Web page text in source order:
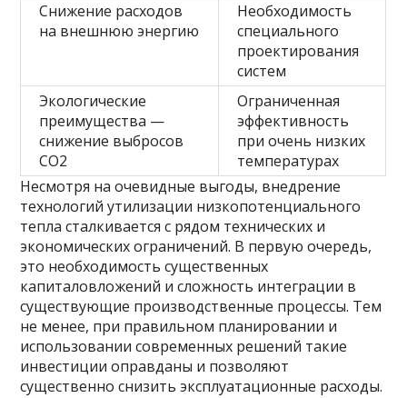
Снижение расходов
на внешнюю энергию
Необходимость
специального
проектирования
систем
Экологические
преимущества —
снижение выбросов
CO2
Ограниченная
эффективность
при очень низких
температурах
Несмотря на очевидные выгоды, внедрение
технологий утилизации низкопотенциального
тепла сталкивается с рядом технических и
экономических ограничений. В первую очередь,
это необходимость существенных
капиталовложений и сложность интеграции в
существующие производственные процессы. Тем
не менее, при правильном планировании и
использовании современных решений такие
инвестиции оправданы и позволяют
существенно снизить эксплуатационные расходы.